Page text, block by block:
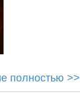
полностью >>